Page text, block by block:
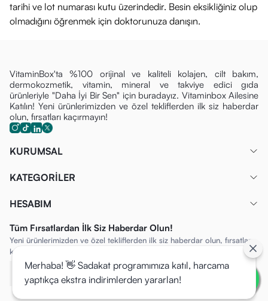
tarihi ve lot numarası kutu üzerindedir. Besin eksikliğiniz olup
olmadığını öğrenmek için doktorunuza danışın.
VitaminBox'ta %100 orijinal ve kaliteli kolajen, cilt bakım,
dermokozmetik, vitamin, mineral ve takviye edici gıda
ürünleriyle "Daha İyi Bir Sen" için buradayız. Vitaminbox Ailesine
Katılın! Yeni ürünlerimizden ve özel tekliflerden ilk siz haberdar
olun, fırsatları kaçırmayın!
KURUMSAL
KATEGORİLER
HESABIM
Tüm Fırsatlardan İlk Siz Haberdar Olun!
Yeni ürünlerimizden ve özel tekliflerden ilk siz haberdar olun, fırsatları
kaçırmayın!
Merhaba! 👋 Sadakat programımıza katıl, harcama
yaptıkça ekstra indirimlerden yararlan!